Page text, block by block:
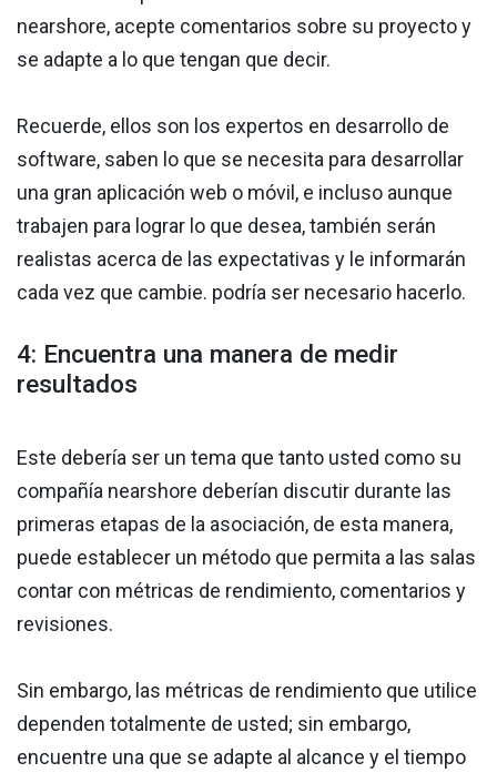
nearshore, acepte comentarios sobre su proyecto y
se adapte a lo que tengan que decir.
Recuerde, ellos son los expertos en desarrollo de
software, saben lo que se necesita para desarrollar
una gran aplicación web o móvil, e incluso aunque
trabajen para lograr lo que desea, también serán
realistas acerca de las expectativas y le informarán
cada vez que cambie. podría ser necesario hacerlo.
4: Encuentra una manera de medir
resultados
Este debería ser un tema que tanto usted como su
compañía nearshore deberían discutir durante las
primeras etapas de la asociación, de esta manera,
puede establecer un método que permita a las salas
contar con métricas de rendimiento, comentarios y
revisiones.
Sin embargo, las métricas de rendimiento que utilice
dependen totalmente de usted; sin embargo,
encuentre una que se adapte al alcance y el tiempo